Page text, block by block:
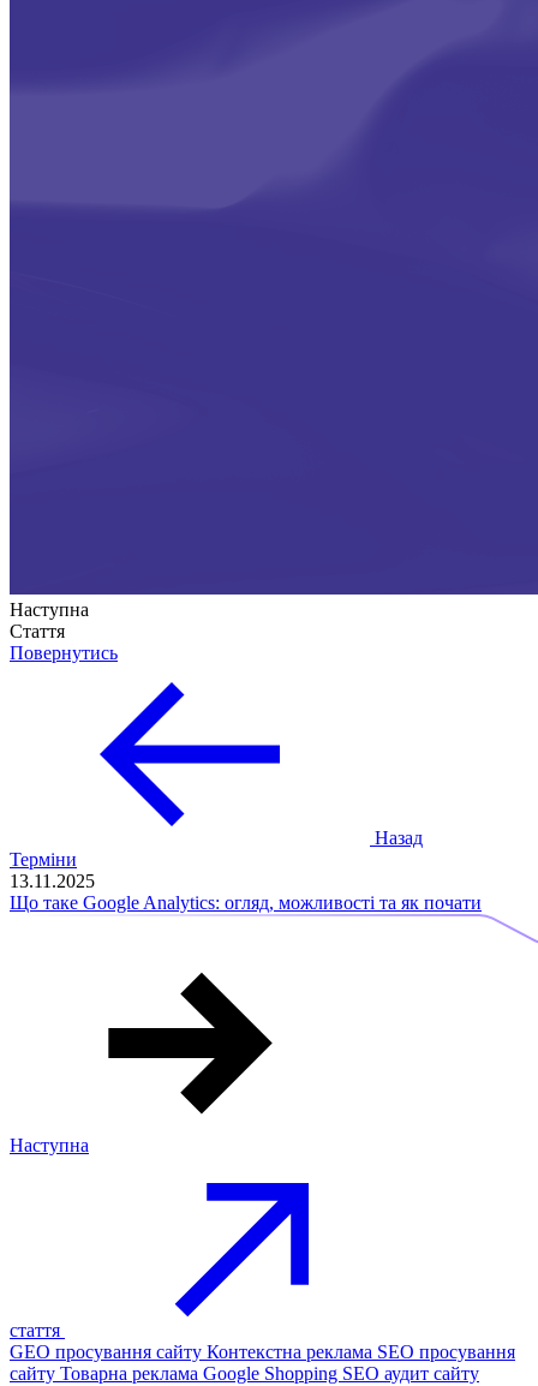
Наступна
Стаття
Повернутись
Назад
Терміни
13.11.2025
Що таке Google Analytics: огляд, можливості та як почати
Наступна
стаття
GEO просування сайту Контекстна реклама SEO просування
сайту Товарна реклама Google Shopping SEO аудит сайту